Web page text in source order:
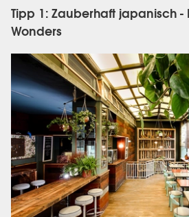
Tipp 1: Zauberhaft japanisch -
Wonders